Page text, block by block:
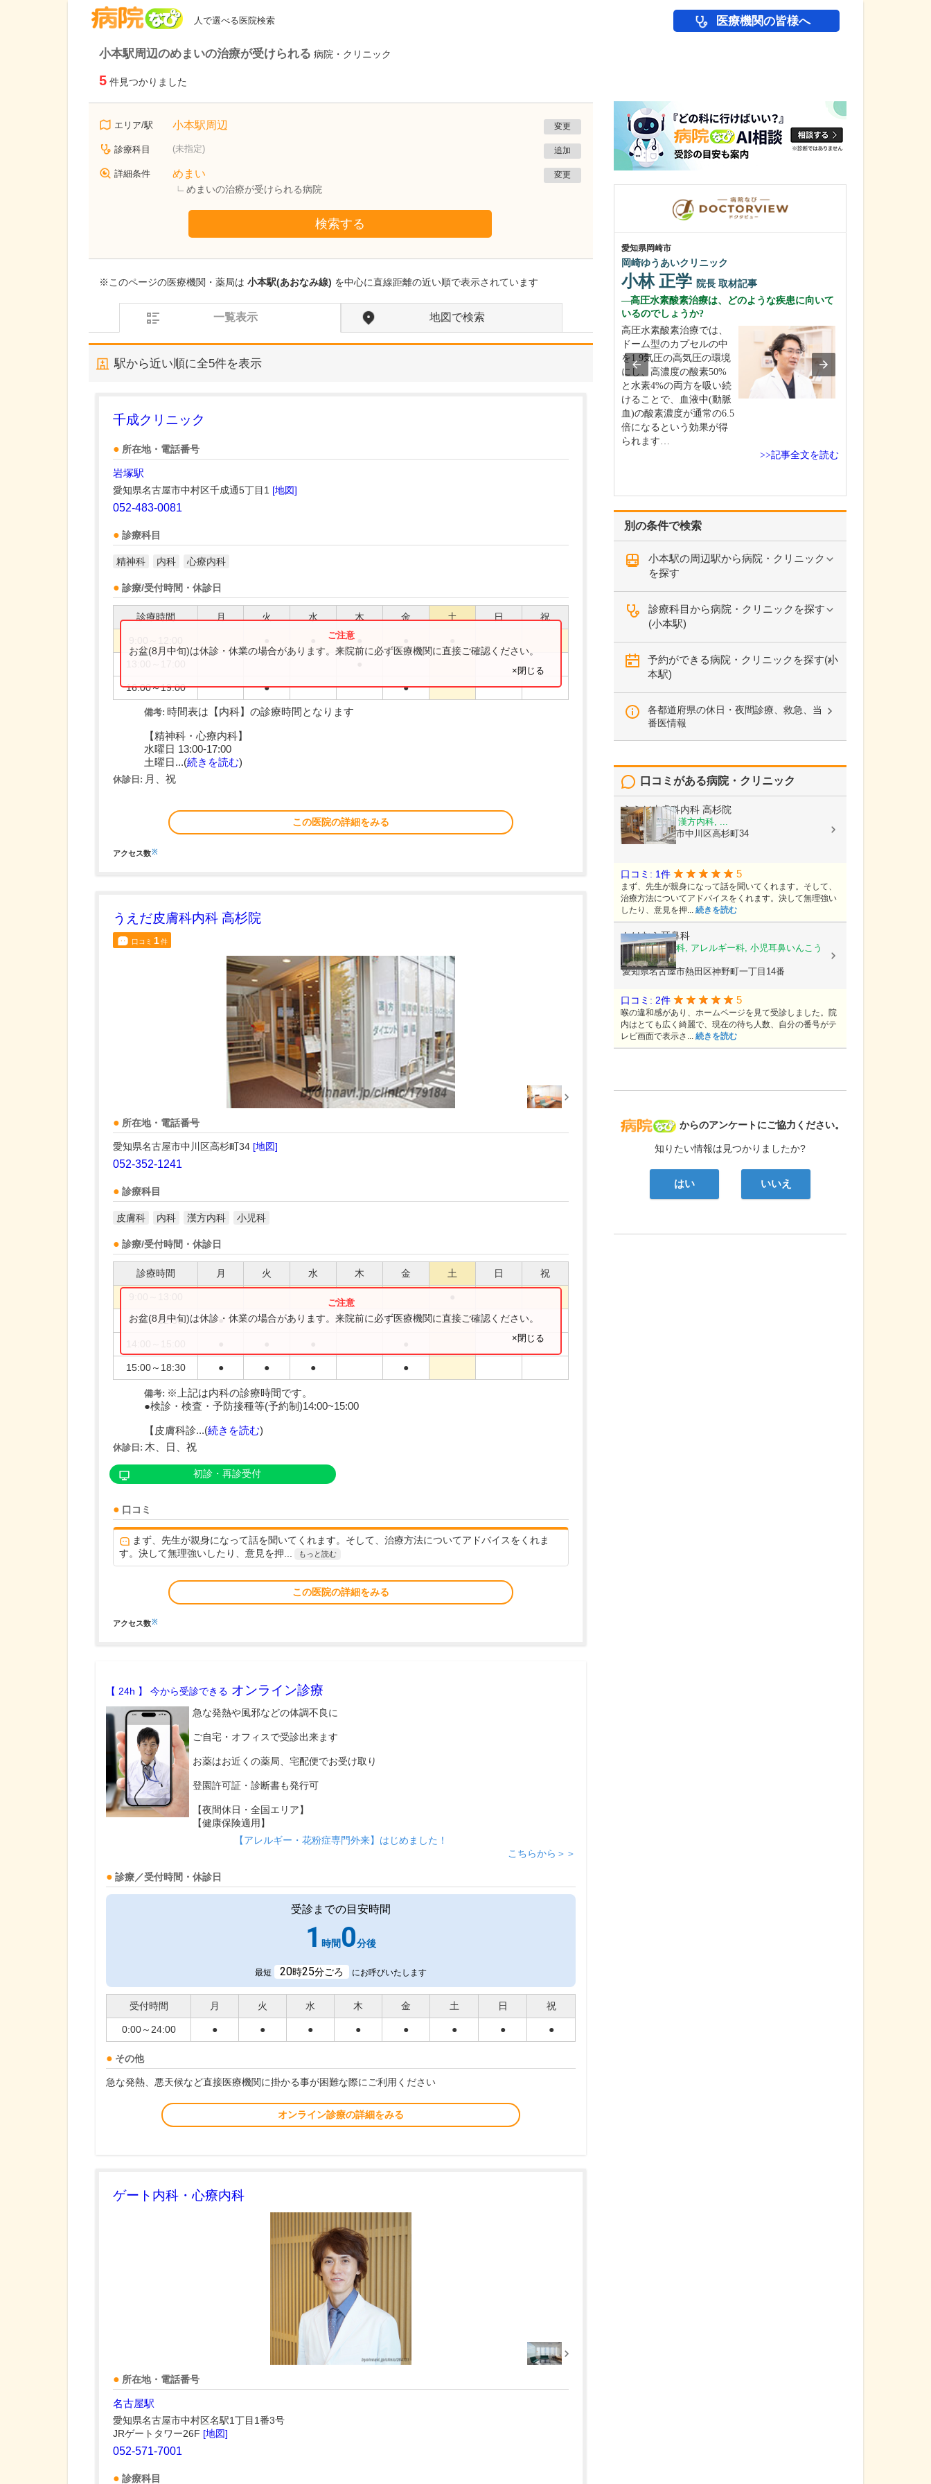
人で選べる医院検索 医療機関の皆様へ
小本駅周辺のめまいの治療が受けられる 病院・クリニック
5 件見つかりました
エリア/駅 小本駅周辺 変更
診療科目 (未指定) 追加
詳細条件 めまい
めまいの治療が受けられる病院
変更
検索する
※このページの医療機関・薬局は 小本駅(あおなみ線) を中心に直線距離の近い順で表示されています
一覧表示 地図で検索
駅から近い順に全5件を表示
千成クリニック
所在地・電話番号
岩塚駅
愛知県名古屋市中村区千成通5丁目1 [地図]
052-483-0081
診療科目
精神科 内科 心療内科
診療/受付時間・休診日
診療時間 月 火 水 木 金 土 日 祝
16:00～19:00 ● ●
お盆(8月中旬)は休診・休業の場合があります。来院前に必ず医療機関に直接ご確認ください。
×閉じる
備考: 時間表は【内科】の診療時間となります
【精神科・心療内科】
水曜日 13:00-17:00
土曜日...(続きを読む)
休診日: 月、祝
この医院の詳細をみる
アクセス数※
うえだ皮膚科内科 高杉院
口コミ 1件
所在地・電話番号
愛知県名古屋市中川区高杉町34 [地図]
052-352-1241
診療科目
皮膚科 内科 漢方内科 小児科
診療/受付時間・休診日
診療時間 月 火 水 木 金 土 日 祝
9:30～12:30 ● ● ● ●
15:00～18:30 ● ● ● ●
お盆(8月中旬)は休診・休業の場合があります。来院前に必ず医療機関に直接ご確認ください。
×閉じる
備考: ※上記は内科の診療時間です。
●検診・検査・予防接種等(予約制)14:00~15:00
【皮膚科診...(続きを読む)
休診日: 木、日、祝
初診・再診受付
口コミ
まず、先生が親身になって話を聞いてくれます。そして、治療方法についてアドバイスをくれま
す。決して無理強いしたり、意見を押...
もっと読む
この医院の詳細をみる
アクセス数※
【 24h 】 今から受診できる オンライン診療
急な発熱や風邪などの体調不良に
ご自宅・オフィスで受診出来ます
お薬はお近くの薬局、宅配便でお受け取り
登園許可証・診断書も発行可
【夜間休日・全国エリア】
【健康保険適用】
【アレルギー・花粉症専門外来】はじめました！
こちらから＞＞
診療／受付時間・休診日
受診までの目安時間
1 時間 0分後
最短 20時25分ごろ にお呼びいたします
受付時間 月 火 水 木 金 土 日 祝
0:00～24:00 ● ● ● ● ● ● ● ●
その他
急な発熱、悪天候など直接医療機関に掛かる事が困難な際にご利用ください
オンライン診療の詳細をみる
ゲート内科・心療内科
所在地・電話番号
名古屋駅
愛知県名古屋市中村区名駅1丁目1番3号
JRゲートタワー26F [地図]
052-571-7001
診療科目
別の条件で検索
小本駅の周辺駅から病院・クリニック
を探す
診療科目から病院・クリニックを探す
(小本駅)
予約ができる病院・クリニックを探す(小
本駅)
各都道府県の休日・夜間診療、救急、当
番医情報
病院なび
からのアンケートにご協力ください。
知りたい情報は見つかりましたか?
はい いいえ
口コミがある病院・クリニック
うえだ皮膚科内科 高杉院
皮膚科, 内科, 漢方内科, ...
愛知県名古屋市中川区高杉町34
口コミ: 1件 5
まず、先生が親身になって話を聞いてくれます。そして、
治療方法についてアドバイスをくれます。決して無理強い
したり、意見を押... 続きを読む
たけむら耳鼻科
耳鼻いんこう科, アレルギー科, 小児耳鼻いんこう
科
愛知県名古屋市熱田区神野町一丁目14番
口コミ: 2件 5
喉の違和感があり、ホームページを見て受診しました。院
内はとても広く綺麗で、現在の待ち人数、自分の番号がテ
レビ画面で表示さ... 続きを読む
愛知県岡崎市
岡崎ゆうあいクリニック
小林 正学 院長 取材記事
高圧水素酸素治療は、どのような疾患に向いて
いるのでしょうか?
高圧水素酸素治療では、
ドーム型のカプセルの中
を1.9気圧の高気圧の環境
にし、高濃度の酸素50%
と水素4%の両方を吸い続
けることで、血液中(動脈
血)の酸素濃度が通常の6.5
倍になるという効果が得
られます…
>>記事全文を読む
スラージュ内科クリニック
岩堀 本一院長取材記事
いを込められたのですか?
「スラージュ(Soulage)」
はフランス語で「ほっと